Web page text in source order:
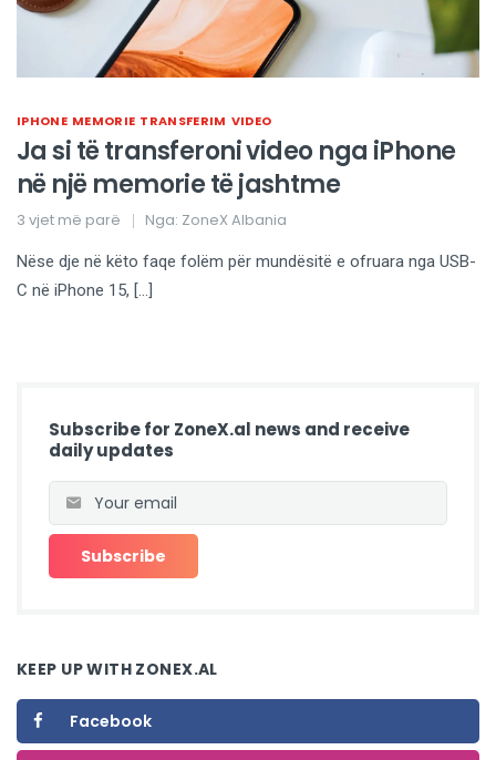
IPHONE MEMORIE TRANSFERIM VIDEO
Ja si të transferoni video nga iPhone
në një memorie të jashtme
3 vjet më parë Nga: ZoneX Albania
Nëse dje në këto faqe folëm për mundësitë e ofruara nga USB-
C në iPhone 15, […]
Subscribe for ZoneX.al news and receive
daily updates
KEEP UP WITH ZONEX.AL
Facebook